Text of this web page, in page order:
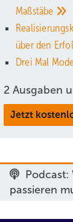
Maßstäbe
über den
Drei Mal
2 Ausgaben
Jetzt
Podcast:
passieren